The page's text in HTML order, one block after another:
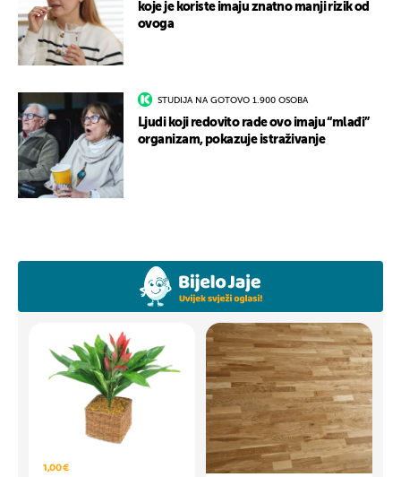
koje je koriste imaju znatno manji rizik od
ovoga
STUDIJA NA GOTOVO 1.900 OSOBA
Ljudi koji redovito rade ovo imaju “mlađi”
organizam, pokazuje istraživanje
1,00 €